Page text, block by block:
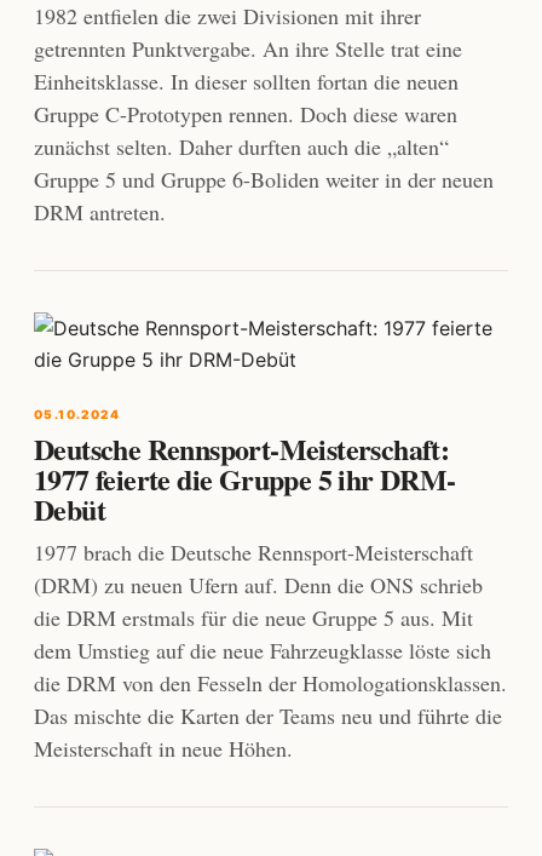
1982 entfielen die zwei Divisionen mit ihrer
getrennten Punktvergabe. An ihre Stelle trat eine
Einheitsklasse. In dieser sollten fortan die neuen
Gruppe C-Prototypen rennen. Doch diese waren
zunächst selten. Daher durften auch die „alten“
Gruppe 5 und Gruppe 6-Boliden weiter in der neuen
DRM antreten.
05.10.2024
Deutsche Rennsport-Meisterschaft:
1977 feierte die Gruppe 5 ihr DRM-
Debüt
1977 brach die Deutsche Rennsport-Meisterschaft
(DRM) zu neuen Ufern auf. Denn die ONS schrieb
die DRM erstmals für die neue Gruppe 5 aus. Mit
dem Umstieg auf die neue Fahrzeugklasse löste sich
die DRM von den Fesseln der Homologationsklassen.
Das mischte die Karten der Teams neu und führte die
Meisterschaft in neue Höhen.